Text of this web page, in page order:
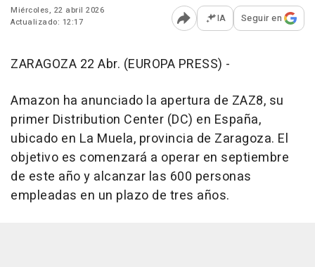
Miércoles, 22 abril 2026
Actualizado: 12:17
Abrir opciones para
IA Seguir en
ZARAGOZA 22 Abr. (EUROPA PRESS) -
Amazon ha anunciado la apertura de ZAZ8, su
primer Distribution Center (DC) en España,
ubicado en La Muela, provincia de Zaragoza. El
objetivo es comenzará a operar en septiembre
de este año y alcanzar las 600 personas
empleadas en un plazo de tres años.